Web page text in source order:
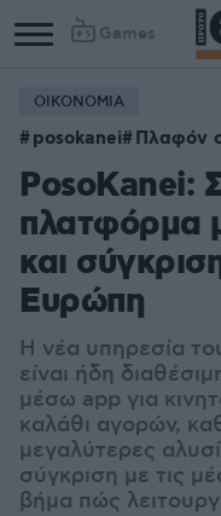
Games
ΟΙΚΟΝΟΜΙΑ
posokanei Πλαφόν
PosoKanei:
πλατφόρμα
και
Ευρώπη
Η νέα υπηρεσία
είναι ήδη
μέσω app για
καλάθι αγορών,
μεγαλύτερες
σύγκριση με τις
βήμα πώς